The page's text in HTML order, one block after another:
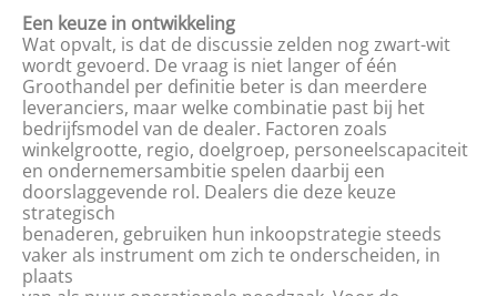
Een keuze in ontwikkeling
Wat opvalt, is dat de discussie zelden nog zwart-wit
wordt gevoerd. De vraag is niet langer of één
Groothandel per definitie beter is dan meerdere
leveranciers, maar welke combinatie past bij het
bedrijfsmodel van de dealer. Factoren zoals
winkelgrootte, regio, doelgroep, personeelscapaciteit
en ondernemersambitie spelen daarbij een
doorslaggevende rol. Dealers die deze keuze
strategisch
benaderen, gebruiken hun inkoopstrategie steeds
vaker als instrument om zich te onderscheiden, in
plaats